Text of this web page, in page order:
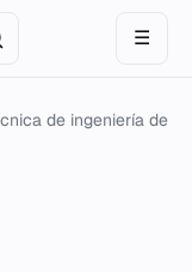
☰
de ingeniería de